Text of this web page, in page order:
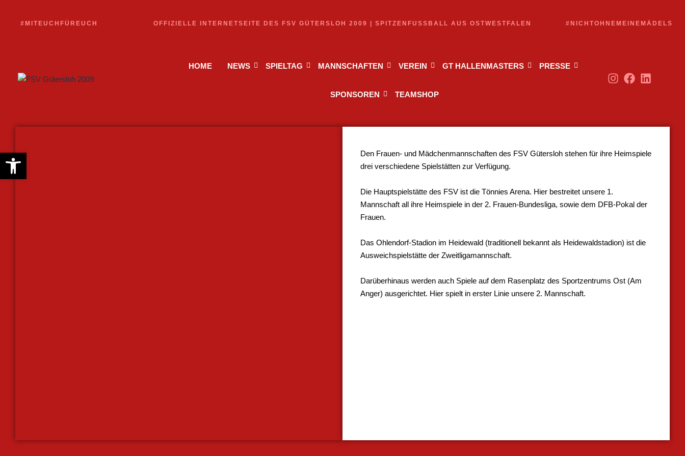
#MITEUCHFÜREUCH OFFIZIELLE INTERNETSEITE DES FSV GÜTERSLOH 2009 | SPITZENFUSSBALL AUS OSTWESTFALEN #NICHTOHNEMEINEMÄDELS
HOME NEWS SPIELTAG MANNSCHAFTEN VEREIN GT HALLENMASTERS PRESSE
SPONSOREN TEAMSHOP
Den Frauen- und Mädchenmannschaften des FSV Gütersloh stehen für ihre Heimspiele
drei verschiedene Spielstätten zur Verfügung.
Die Hauptspielstätte des FSV ist die Tönnies Arena. Hier bestreitet unsere 1.
Mannschaft all ihre Heimspiele in der 2. Frauen-Bundesliga, sowie dem DFB-Pokal der
Frauen.
Das Ohlendorf-Stadion im Heidewald (traditionell bekannt als Heidewaldstadion) ist die
Ausweichspielstätte der Zweitligamannschaft.
Darüberhinaus werden auch Spiele auf dem Rasenplatz des Sportzentrums Ost (Am
Anger) ausgerichtet. Hier spielt in erster Linie unsere 2. Mannschaft.
Werkzeugleiste öffnen